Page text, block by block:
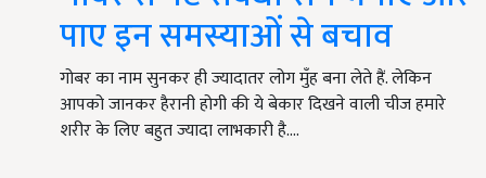
पाए इन समस्याओं से बचाव
गोबर का नाम सुनकर ही ज्यादातर लोग मुँह बना लेते हैं. लेकिन
आपको जानकर हैरानी होगी की ये बेकार दिखने वाली चीज हमारे
शरीर के लिए बहुत ज्यादा लाभकारी है.…